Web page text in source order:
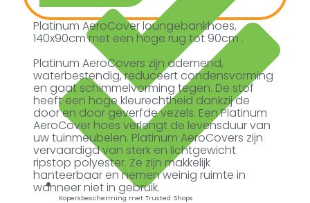
Kopersbescherming met Trusted Shops
Platinum AeroCover loungebankhoes,
140x90cm met een hoge rug tot 90cm .
Platinum AeroCovers zijn ademend,
waterbestendig, reduceert condensvorming
en gaat schimmelvorming tegen. De stof
heeft een hoge kleurechtheid dankzij de
door en door geverfde vezels. Een Platinum
AeroCover hoes verlengt de levensduur van
uw tuinmeubelen. Platinum AeroCovers zijn
vervaardigd van sterk en lichtgewicht
ripstop polyester. Ze zijn makkelijk
hanteerbaar en nemen weinig ruimte in
wanneer niet in gebruik.